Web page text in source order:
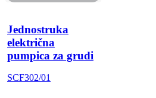
Jednostruka
električna
pumpica za grudi
SCF302/01